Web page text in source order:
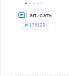
# 175129